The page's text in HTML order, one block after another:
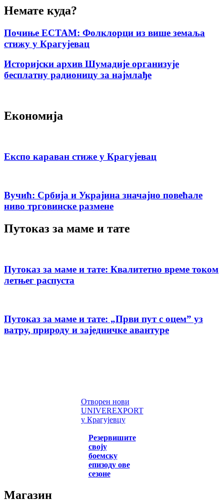
Немате куда?
Почиње ЕСТАМ: Фолклорци из више земаља
стижу у Крагујевац
Историјски архив Шумадије организује
бесплатну радионицу за најмлађе
Економија
Експо караван стиже у Крагујевац
Вучић: Србија и Украјина значајно повећале
ниво трговинске размене
Путоказ за маме и тате
Путоказ за маме и тате: Квалитетно време током
летњег распуста
Путоказ за маме и тате: „Први пут с оцемˮ уз
ватру, природу и заједничке авантуре
Отворен нови
UNIVEREXPORT
у Крагујевцу
Резервишите
своју
боемску
епизоду ове
сезоне
Магазин